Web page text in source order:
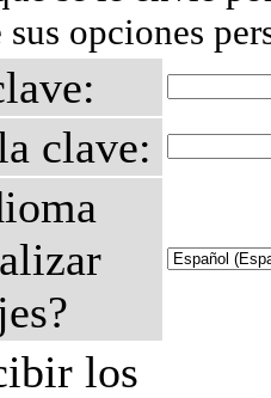
opciones
clave:
los